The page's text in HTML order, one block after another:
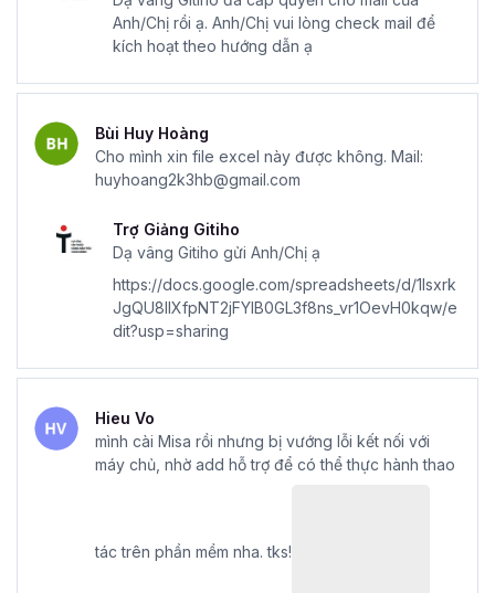
Anh/Chị rồi ạ. Anh/Chị vui lòng check mail để
kích hoạt theo hướng dẫn ạ
Bùi Huy Hoàng
Cho mình xin file excel này được không. Mail:
huyhoang2k3hb@gmail.com
Trợ Giảng Gitiho
Dạ vâng Gitiho gửi Anh/Chị ạ
https://docs.google.com/spreadsheets/d/1lsxrk
JgQU8llXfpNT2jFYlB0GL3f8ns_vr1OevH0kqw/e
dit?usp=sharing
Hieu Vo
mình cài Misa rồi nhưng bị vướng lỗi kết nối với
máy chủ, nhờ add hỗ trợ để có thể thực hành thao
tác trên phần mềm nha. tks!